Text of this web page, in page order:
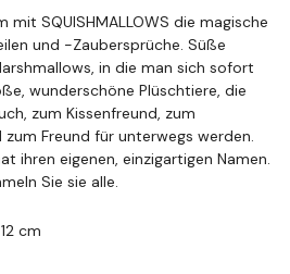
mit SQUISHMALLOWS die magische
und -Zaubersprüche. Süße
in die man sich sofort
wunderschöne Plüschtiere, die
zum Kissenfreund, zum
Freund für unterwegs werden.
ihren eigenen, einzigartigen Namen.
Sie sie alle.
cm